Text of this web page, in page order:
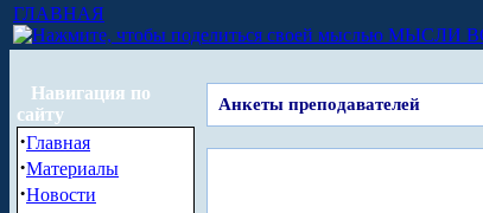
ГЛАВНАЯ
МЫСЛИ
Навигация по
сайту
·Главная
·Материалы
·Новости
Анкеты преподавателей